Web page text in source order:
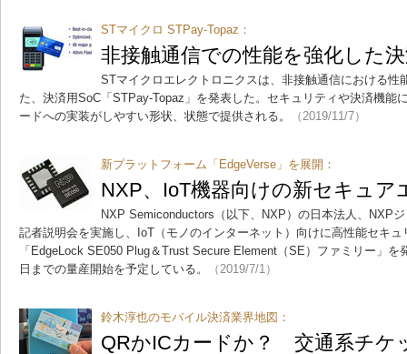
STマイクロ STPay-Topaz：
非接触通信での性能を強化した
STマイクロエレクトロニクスは、非接触通信における性
た、決済用SoC「STPay-Topaz」を発表した。セキュリティや決済機能
ードへの実装がしやすい形状、状態で提供される。
（2019/11/7）
新プラットフォーム「EdgeVerse」を展開：
NXP、IoT機器向けの新セキュア
NXP Semiconductors（以下、NXP）の日本法人、NXP
記者説明会を実施し、IoT（モノのインターネット）向けに高性能セキ
「EdgeLock SE050 Plug＆Trust Secure Element（SE）ファミリー」を
日までの量産開始を予定している。
（2019/7/1）
鈴木淳也のモバイル決済業界地図：
QRかICカードか？ 交通系チケ